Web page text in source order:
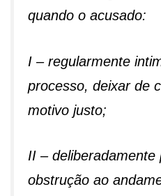
quando o acusado:
I – regularmente
processo, deixar de
motivo justo;
II – deliberadamente
obstrução ao